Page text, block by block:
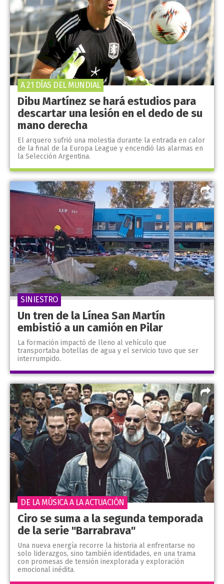
Dibu Martínez se hará estudios para
descartar una lesión en el dedo de su
mano derecha
El arquero sufrió una molestia durante la entrada en calor
de la final de la Europa League y encendió las alarmas en
la Selección Argentina.
A 21 DÍAS DEL MUNDIAL
Un tren de la Línea San Martín
embistió a un camión en Pilar
La formación impactó de lleno al vehículo que
transportaba botellas de agua y el servicio tuvo que ser
interrumpido.
SINIESTRO
Ciro se suma a la segunda temporada
de la serie "Barrabrava"
Una nueva energía recorre la historia al enfrentarse no
solo liderazgos, sino también identidades, en una trama
con promesas de tensión inexplorada y exploración
emocional inédita.
DE LA MÚSICA A LA ACTUACIÓN